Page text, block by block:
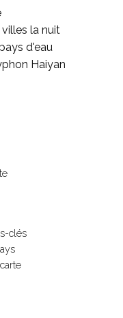
la nuit
d'eau
Haiyan
clés